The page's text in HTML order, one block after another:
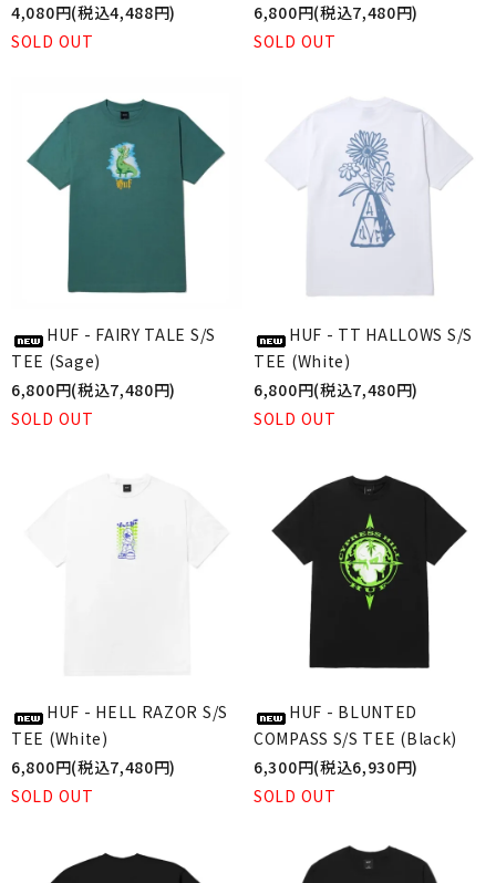
4,080円(税込4,488円)
SOLD OUT
6,800円(税込7,480円)
SOLD OUT
HUF - FAIRY TALE S/S
TEE (Sage)
6,800円(税込7,480円)
SOLD OUT
HUF - TT HALLOWS S/S
TEE (White)
6,800円(税込7,480円)
SOLD OUT
HUF - HELL RAZOR S/S
TEE (White)
6,800円(税込7,480円)
SOLD OUT
HUF - BLUNTED
COMPASS S/S TEE (Black)
6,300円(税込6,930円)
SOLD OUT